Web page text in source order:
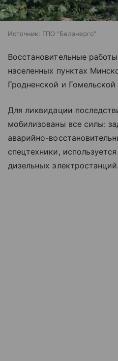
Источник: ГПО "Белэнерго"
Восстановительные
населенных пунктах
Гродненской и Гомельской
Для ликвидации
мобилизованы все силы:
аварийно-
спецтехники,
дизельных электростанций.